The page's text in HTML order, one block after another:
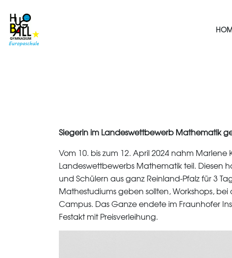
Siegerin im Landeswettbewerb Mathematik
Vom 10. bis zum 12. April 2024 nahm
Landeswettbewerbs Mathematik teil. Diesen
und Schülern aus ganz Reinland-Pfalz für 3
Mathestudiums geben sollten, Workshops,
Campus. Das Ganze endete im Fraunhofer
Festakt mit Preisverleihung.